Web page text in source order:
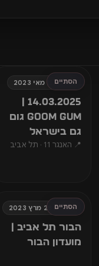
הסתיים
חמישי, 11 מאי 2023
14.03.2025 |
GOOM GUM גום
גם בישראל
📍 האנגר 11 · תל אביב
הסתיים
שלישי, 28 מרץ 2023
הבור תל אביב |
מועדון הבור